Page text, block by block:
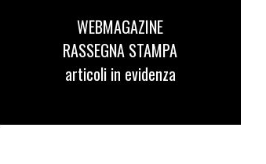
WEBMAGAZINE
RASSEGNA STAMPA
articoli in evidenza